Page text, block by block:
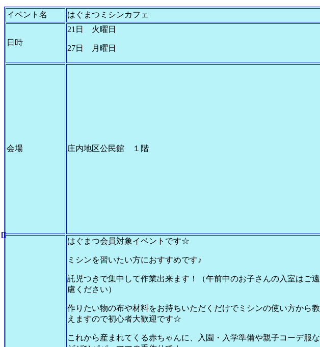
イベント名 はぐまつミシンカフェ
日時
21日 火曜日
27日 月曜日
会場 庄内地区公民館 １階
はぐまつ会員対象イベントです☆
ミシンを習いたい方におすすめです♪
託児つきで集中して作業出来ます！（午前中のお子さんの入室はご遠
慮ください）
作りたい物の布や材料をお持ちいただくだけでミシンの使い方から教
えますので初心者大歓迎です☆
これから産まれてくる赤ちゃんに、入園・入学準備や親子コーデ服な